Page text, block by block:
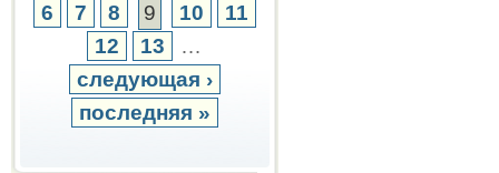
6
7 8 9 10
11
12
13
…
следующая ›
последняя »